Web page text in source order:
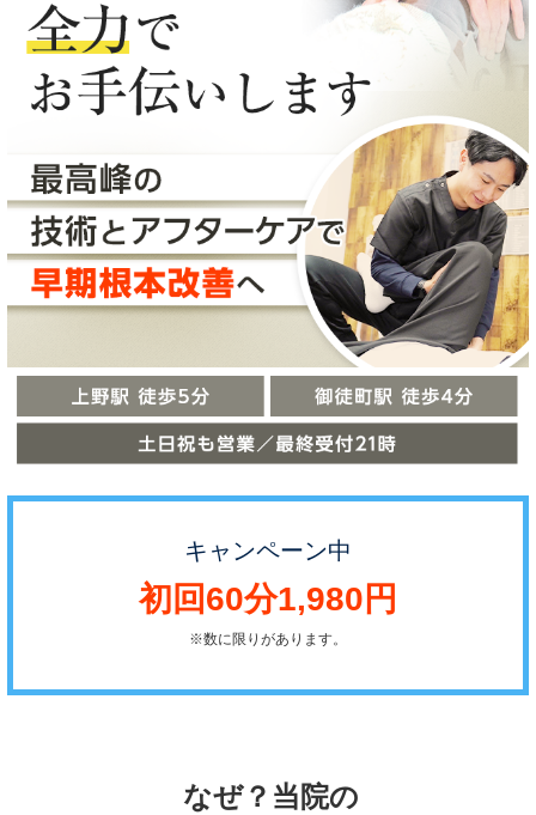
キャンペーン中
初回60分1,980円
※数に限りがあります。
なぜ？当院の